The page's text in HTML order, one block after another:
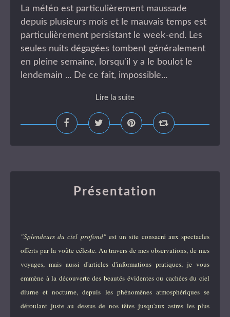
La météo est particulièrement maussade
depuis plusieurs mois et le mauvais temps est
particulièrement persistant le week-end. Les
seules nuits dégagées tombent généralement
en pleine semaine, lorsqu'il y a le boulot le
lendemain ... De ce fait, impossible...
Lire la suite
Présentation
"Splendeurs du ciel profond"est un site consacré aux spectacles
offerts par la voûte céleste. Au travers de mes observations, de mes
voyages, mais aussi d'articles d'informations pratiques, je vous
emmène à la découverte des beautés évidentes ou cachées du ciel
diurne et nocturne, depuis les phénomènes atmosphériques se
déroulant juste au dessus de nos têtes jusqu'aux astres les plus